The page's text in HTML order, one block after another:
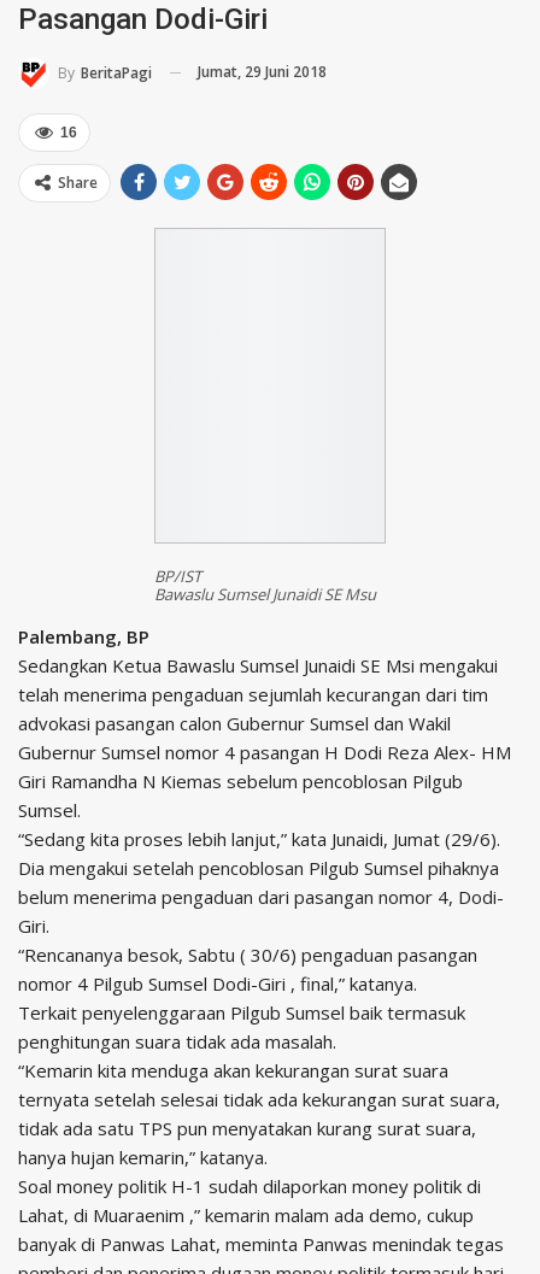
Pasangan Dodi-Giri
By BeritaPagi Jumat, 29 Juni 2018
16
Share
BP/IST
Bawaslu Sumsel Junaidi SE Msu
Palembang, BP
Sedangkan Ketua Bawaslu Sumsel Junaidi SE Msi mengakui
telah menerima pengaduan sejumlah kecurangan dari tim
advokasi pasangan calon Gubernur Sumsel dan Wakil
Gubernur Sumsel nomor 4 pasangan H Dodi Reza Alex- HM
Giri Ramandha N Kiemas sebelum pencoblosan Pilgub
Sumsel.
“Sedang kita proses lebih lanjut,” kata Junaidi, Jumat (29/6).
Dia mengakui setelah pencoblosan Pilgub Sumsel pihaknya
belum menerima pengaduan dari pasangan nomor 4, Dodi-
Giri.
“Rencananya besok, Sabtu ( 30/6) pengaduan pasangan
nomor 4 Pilgub Sumsel Dodi-Giri , final,” katanya.
Terkait penyelenggaraan Pilgub Sumsel baik termasuk
penghitungan suara tidak ada masalah.
“Kemarin kita menduga akan kekurangan surat suara
ternyata setelah selesai tidak ada kekurangan surat suara,
tidak ada satu TPS pun menyatakan kurang surat suara,
hanya hujan kemarin,” katanya.
Soal money politik H-1 sudah dilaporkan money politik di
Lahat, di Muaraenim ,” kemarin malam ada demo, cukup
banyak di Panwas Lahat, meminta Panwas menindak tegas